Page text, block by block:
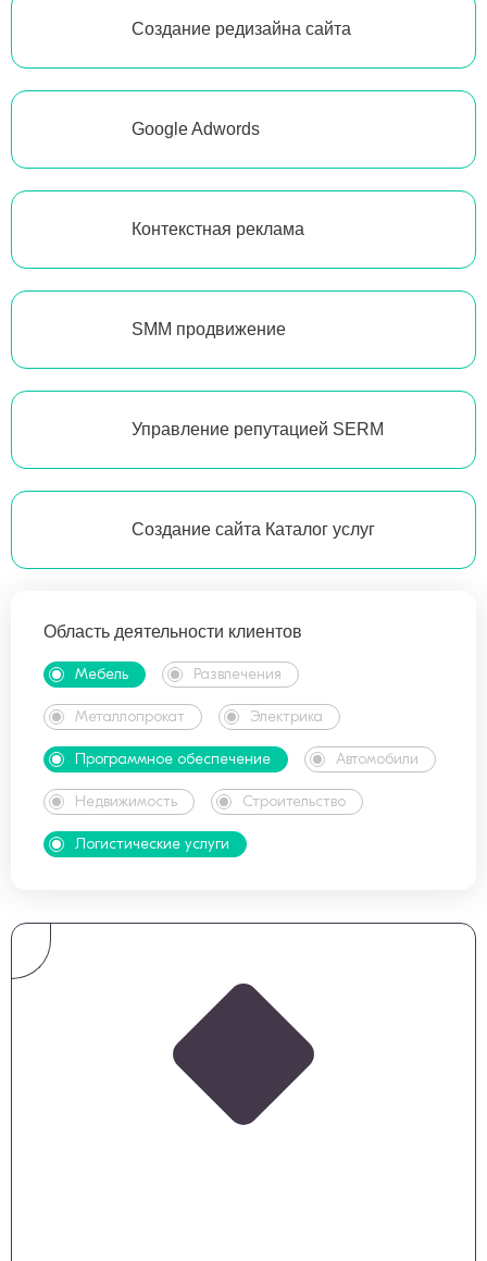
Создание редизайна сайта
Google Adwords
Контекстная реклама
SMM продвижение
Управление репутацией SERM
Создание сайта Каталог услуг
Область деятельности клиентов
Мебель Развлечения
Металлопрокат Электрика
Программное обеспечение Автомобили
Недвижимость Строительство
Логистические услуги